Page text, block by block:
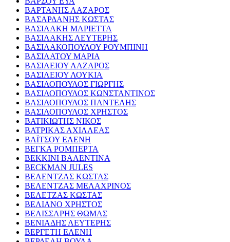
ΒΑΡΤΑΝΗΣ ΛΑΖΑΡΟΣ
ΒΑΣΑΡΔΑΝΗΣ ΚΩΣΤΑΣ
ΒΑΣΙΛΑΚΗ ΜΑΡΙΕΤΤΑ
ΒΑΣΙΛΑΚΗΣ ΛΕΥΤΕΡΗΣ
ΒΑΣΙΛΑΚΟΠΟΥΛΟΥ ΡΟΥΜΠΙΝΗ
ΒΑΣΙΛΑΤΟΥ ΜΑΡΙΑ
ΒΑΣΙΛΕΙΟΥ ΛΑΖΑΡΟΣ
ΒΑΣΙΛΕΙΟΥ ΛΟΥΚΙΑ
ΒΑΣΙΛΟΠΟΥΛΟΣ ΓΙΩΡΓΗΣ
ΒΑΣΙΛΟΠΟΥΛΟΣ ΚΩΝΣΤΑΝΤΙΝΟΣ
ΒΑΣΙΛΟΠΟΥΛΟΣ ΠΑΝΤΕΛΗΣ
ΒΑΣΙΛΟΠΟΥΛΟΣ ΧΡΗΣΤΟΣ
ΒΑΤΙΚΙΩΤΗΣ ΝΙΚΟΣ
ΒΑΤΡΙΚΑΣ ΑΧΙΛΛΕΑΣ
ΒΑΪΤΣΟΥ ΕΛΕΝΗ
ΒΕΓΚΑ ΡΟΜΠΕΡΤΑ
ΒΕΚΚΙΝΙ ΒΑΛΕΝΤΙΝΑ
BECKMAN JULES
ΒΕΛΕΝΤΖΑΣ ΚΩΣΤΑΣ
ΒΕΛΕΝΤΖΑΣ ΜΕΛΑΧΡΙΝΟΣ
ΒΕΛΕΤΖΑΣ ΚΩΣΤΑΣ
ΒΕΛΙΑΝΟ ΧΡΗΣΤΟΣ
ΒΕΛΙΣΣΑΡΗΣ ΘΩΜΑΣ
ΒΕΝΙΑΔΗΣ ΛΕΥΤΕΡΗΣ
ΒΕΡΓΕΤΗ ΕΛΕΝΗ